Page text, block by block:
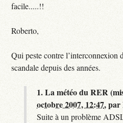
facile.....!!
Roberto,
Qui peste contre l’interconnexion
scandale depuis des années.
1.La météo du RER
octobre 2007, 12:47,par
Suite à un problème